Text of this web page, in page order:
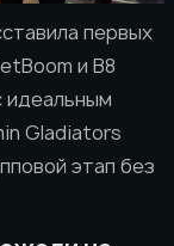
первых
и B8
идеальным
Gladiators
этап без